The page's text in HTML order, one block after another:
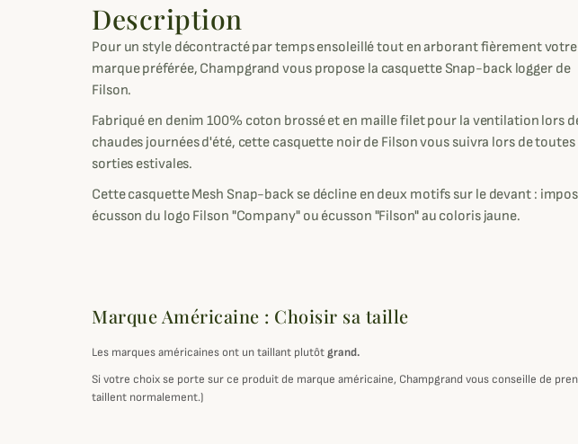
Description
Pour un style décontracté par temps ensoleillé tout en arborant fièrement votre
marque préférée, Champgrand vous propose la casquette Snap-back logger de
Filson.
Fabriqué en denim 100% coton brossé et en maille filet pour la ventilation lors
chaudes journées d'été, cette casquette noir de Filson vous suivra lors de toutes
sorties estivales.
Cette casquette Mesh Snap-back se décline en deux motifs sur le devant :
écusson du logo Filson "Company" ou écusson "Filson" au coloris jaune.
Marque Américaine : Choisir sa taille
Les marques américaines ont un taillant plutôt grand.
Si votre choix se porte sur ce produit de marque américaine, Champgrand vous conseille de
taillent normalement.)